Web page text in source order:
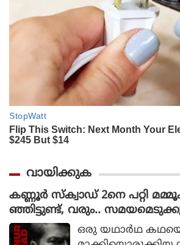
വായിക്കുക
കണ്ണൂർ സ്ക്വാഡ് 2നെ പറ്റി
ഞ്ഞിട്ടുണ്ട്, വരും..
ഡേവിഡ്
ഒരു യഥാര്‍ഥ